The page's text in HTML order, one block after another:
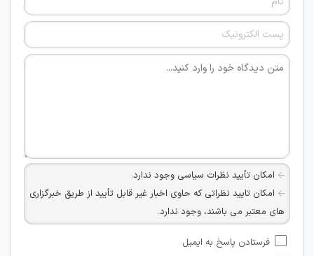
امکان تأیید نظرات سیاسی وجود ندارد.
امکان تایید نظراتی که حاوی اخبار غیر قابل تأیید از طریق خبرگزاری
های معتبر می باشند، وجود ندارد.
شبکه های مجازی ارتباطی می باشند وجود ندارد.
فرستادن پاسخ به ایمیل